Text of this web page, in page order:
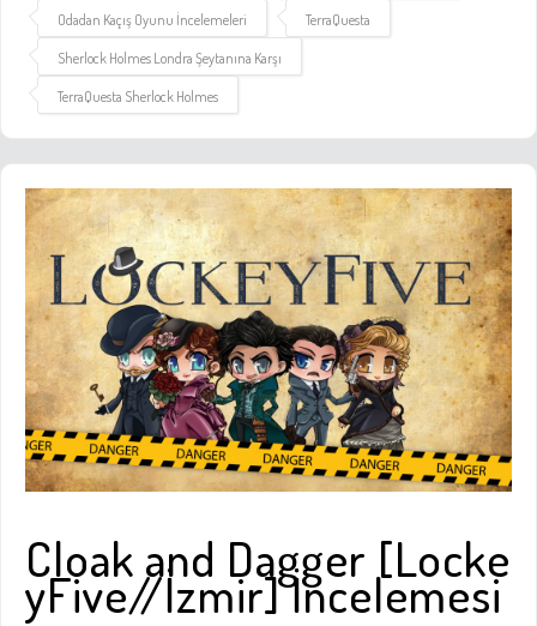
Odadan Kaçış Oyunu İncelemeleri TerraQuesta
Sherlock Holmes Londra Şeytanına Karşı
TerraQuesta Sherlock Holmes
Cloak and Dagger [Locke
yFive//İzmir] İncelemesi